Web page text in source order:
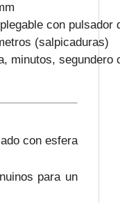
con pulsador
(salpicaduras)
minutos, segundero
con esfera
para un